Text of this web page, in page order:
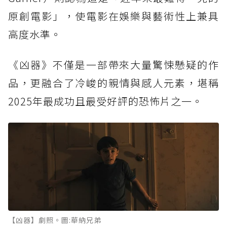
原創電影」，使電影在娛樂與藝術性上兼具
高度水準。
《凶器》不僅是一部帶來大量驚悚懸疑的作
品，更融合了冷峻的親情與感人元素，堪稱
2025年最成功且最受好評的恐怖片之一。
【凶器】劇照。圖:華納兄弟